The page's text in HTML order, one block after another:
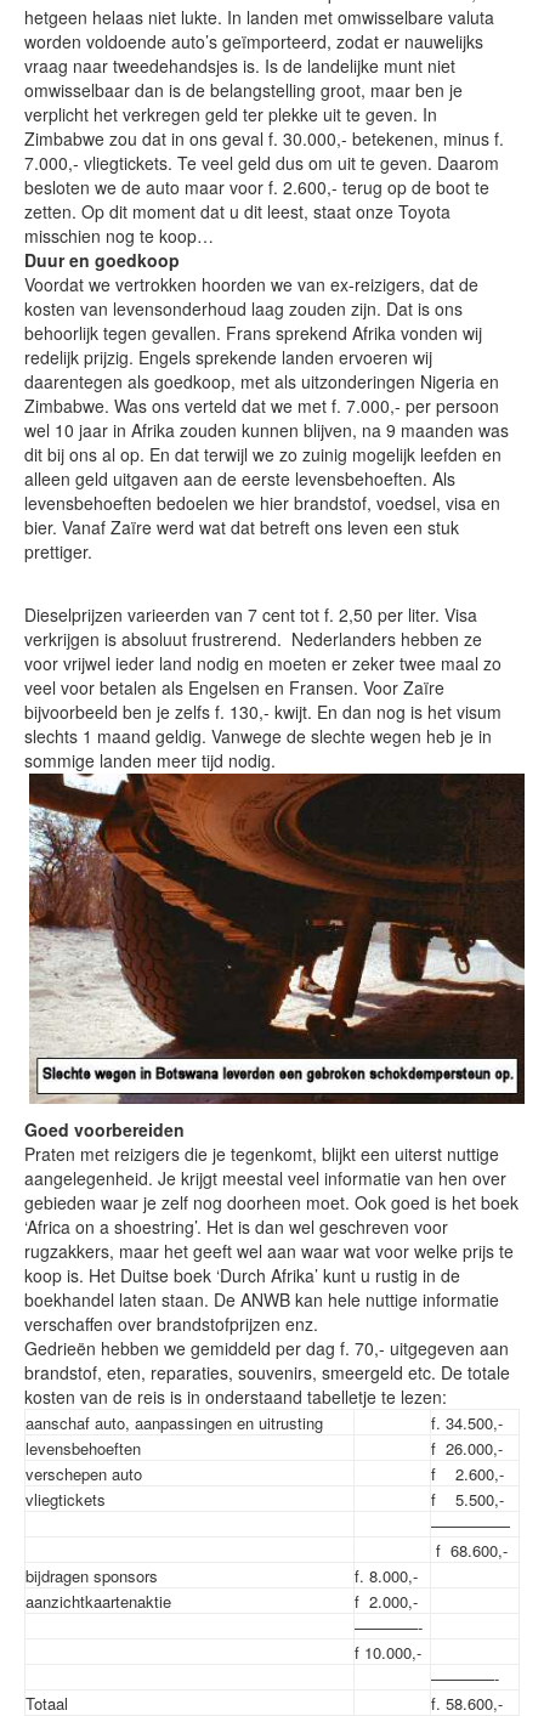
hetgeen helaas niet lukte. In landen met omwisselbare valuta
worden voldoende auto’s geïmporteerd, zodat er nauwelijks
vraag naar tweedehandsjes is. Is de landelijke munt niet
omwisselbaar dan is de belangstelling groot, maar ben je
verplicht het verkregen geld ter plekke uit te geven. In
Zimbabwe zou dat in ons geval f. 30.000,- betekenen, minus f.
7.000,- vliegtickets. Te veel geld dus om uit te geven. Daarom
besloten we de auto maar voor f. 2.600,- terug op de boot te
zetten. Op dit moment dat u dit leest, staat onze Toyota
misschien nog te koop…
Duur en goedkoop
Voordat we vertrokken hoorden we van ex-reizigers, dat de
kosten van levensonderhoud laag zouden zijn. Dat is ons
behoorlijk tegen gevallen. Frans sprekend Afrika vonden wij
redelijk prijzig. Engels sprekende landen ervoeren wij
daarentegen als goedkoop, met als uitzonderingen Nigeria en
Zimbabwe. Was ons verteld dat we met f. 7.000,- per persoon
wel 10 jaar in Afrika zouden kunnen blijven, na 9 maanden was
dit bij ons al op. En dat terwijl we zo zuinig mogelijk leefden en
alleen geld uitgaven aan de eerste levensbehoeften. Als
levensbehoeften bedoelen we hier brandstof, voedsel, visa en
bier. Vanaf Zaïre werd wat dat betreft ons leven een stuk
prettiger.
Dieselprijzen varieerden van 7 cent tot f. 2,50 per liter. Visa
verkrijgen is absoluut frustrerend. Nederlanders hebben ze
voor vrijwel ieder land nodig en moeten er zeker twee maal zo
veel voor betalen als Engelsen en Fransen. Voor Zaïre
bijvoorbeeld ben je zelfs f. 130,- kwijt. En dan nog is het visum
slechts 1 maand geldig. Vanwege de slechte wegen heb je in
sommige landen meer tijd nodig.
Goed voorbereiden
Praten met reizigers die je tegenkomt, blijkt een uiterst nuttige
aangelegenheid. Je krijgt meestal veel informatie van hen over
gebieden waar je zelf nog doorheen moet. Ook goed is het boek
‘Africa on a shoestring’. Het is dan wel geschreven voor
rugzakkers, maar het geeft wel aan waar wat voor welke prijs te
koop is. Het Duitse boek ‘Durch Afrika’ kunt u rustig in de
boekhandel laten staan. De ANWB kan hele nuttige informatie
verschaffen over brandstofprijzen enz.
Gedrieën hebben we gemiddeld per dag f. 70,- uitgegeven aan
brandstof, eten, reparaties, souvenirs, smeergeld etc. De totale
kosten van de reis is in onderstaand tabelletje te lezen:
aanschaf auto, aanpassingen en uitrusting
f. 34.500,-
levensbehoeften
f 26.000,-
verschepen auto
f 2.600,-
vliegtickets
f 5.500,-
—————
f 68.600,-
bijdragen sponsors
f. 8.000,-
aanzichtkaartenaktie
f 2.000,-
————-
f 10.000,-
————-
Totaal
f. 58.600,-